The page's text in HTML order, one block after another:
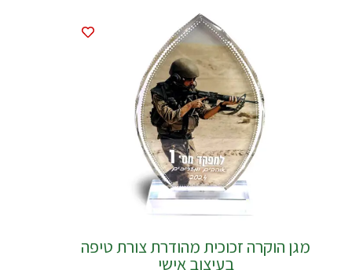
מגן הוקרה זכוכית מהודרת צורת טיפה
בעיצוב אישי